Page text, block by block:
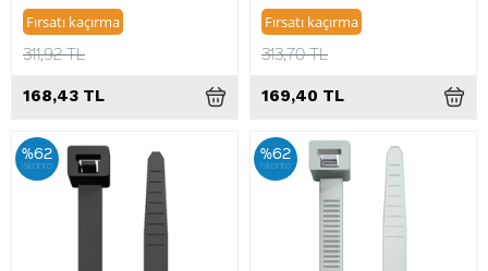
Fırsatı kaçırma
311,92 TL
168,43 TL
Fırsatı kaçırma
313,70 TL
169,40 TL
%62
iskonto
%62
iskonto